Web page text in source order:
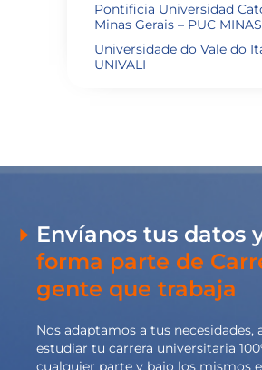
Pontificia Universidad
Minas Gerais – PUC MINAS
Universidade do Vale do
UNIVALI
Envíanos tus datos
forma parte de
gente que trabaja
Nos adaptamos a tus necesidades,
estudiar tu carrera universitaria
cualquier parte y bajo los mismos